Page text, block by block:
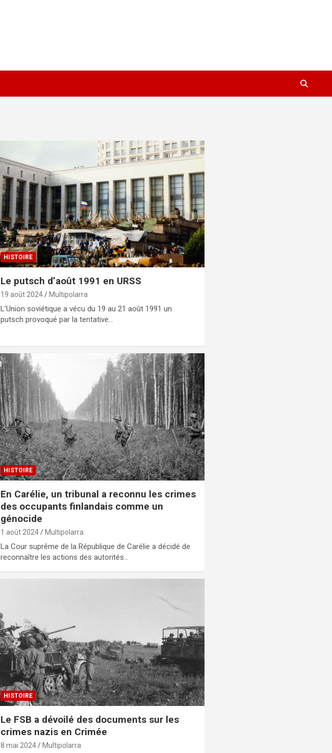
HISTOIRE
Le putsch d’août 1991 en URSS
19 août 2024 Multipolarra
L’Union soviétique a vécu du 19 au 21 août 1991 un
putsch provoqué par la tentative…
HISTOIRE
En Carélie, un tribunal a reconnu les crimes
des occupants finlandais comme un
génocide
1 août 2024 Multipolarra
La Cour suprême de la République de Carélie a décidé de
reconnaître les actions des autorités…
HISTOIRE
Le FSB a dévoilé des documents sur les
crimes nazis en Crimée
8 mai 2024 Multipolarra